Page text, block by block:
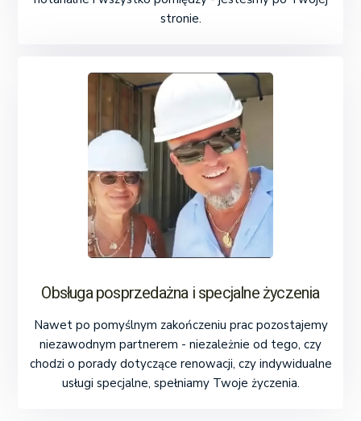
stronie.
Obsługa posprzedażna i specjalne życzenia
Nawet po pomyślnym zakończeniu prac pozostajemy
niezawodnym partnerem - niezależnie od tego, czy
chodzi o porady dotyczące renowacji, czy indywidualne
usługi specjalne, spełniamy Twoje życzenia.